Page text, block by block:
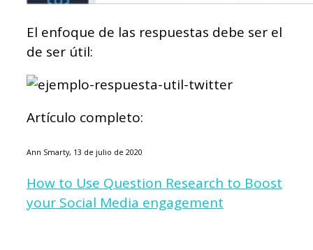
El enfoque de las respuestas debe ser el
de ser útil:
Artículo completo:
Ann Smarty, 13 de julio de 2020
How to Use Question Research to Boost
your Social Media engagement